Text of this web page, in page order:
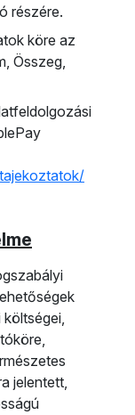
részére.
köre az
Összeg,
jelentett,